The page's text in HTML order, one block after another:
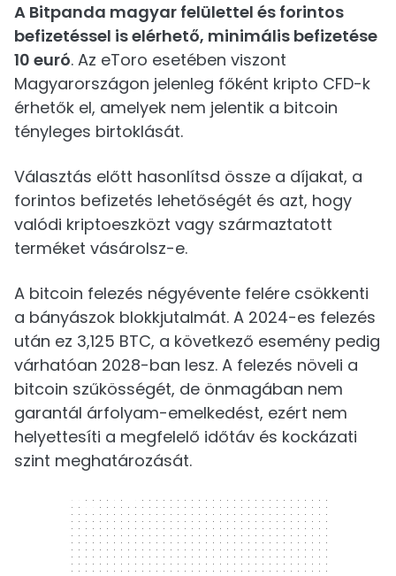
A Bitpanda magyar felülettel és forintos
befizetéssel is elérhető, minimális befizetése
10 euró. Az eToro esetében viszont
Magyarországon jelenleg főként kripto CFD-k
érhetők el, amelyek nem jelentik a bitcoin
tényleges birtoklását.
Választás előtt hasonlítsd össze a díjakat, a
forintos befizetés lehetőségét és azt, hogy
valódi kriptoeszközt vagy származtatott
terméket vásárolsz-e.
A bitcoin felezés négyévente felére csökkenti
a bányászok blokkjutalmát. A 2024-es felezés
után ez 3,125 BTC, a következő esemény pedig
várhatóan 2028-ban lesz. A felezés növeli a
bitcoin szűkösségét, de önmagában nem
garantál árfolyam-emelkedést, ezért nem
helyettesíti a megfelelő időtáv és kockázati
szint meghatározását.
300 x 250